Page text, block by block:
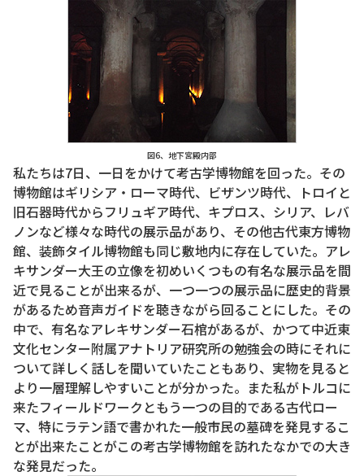
図6、地下宮殿内部
私たちは7日、一日をかけて考古学博物館を回った。その
博物館はギリシア・ローマ時代、ビザンツ時代、トロイと
旧石器時代からフリュギア時代、キプロス、シリア、レバ
ノンなど様々な時代の展示品があり、その他古代東方博物
館、装飾タイル博物館も同じ敷地内に存在していた。アレ
キサンダー大王の立像を初めいくつもの有名な展示品を間
近で見ることが出来るが、一つ一つの展示品に歴史的背景
があるため音声ガイドを聴きながら回ることにした。その
中で、有名なアレキサンダー石棺があるが、かつて中近東
文化センター附属アナトリア研究所の勉強会の時にそれに
ついて詳しく話しを聞いていたこともあり、実物を見ると
より一層理解しやすいことが分かった。また私がトルコに
来たフィールドワークともう一つの目的である古代ロー
マ、特にラテン語で書かれた一般市民の墓碑を発見するこ
とが出来たことがこの考古学博物館を訪れたなかでの大き
な発見だった。